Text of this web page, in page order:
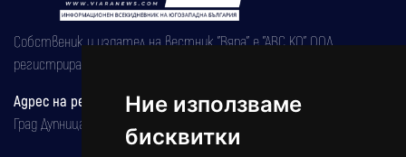
Ние използваме
бисквитки
Собственик и издател на вестник "Вяра" е "АВС КО" ООД,
регистрирана на 08.05.2002 година.
Адрес на редакцията
Град Дупница, ул.''Христо Ботев" 43